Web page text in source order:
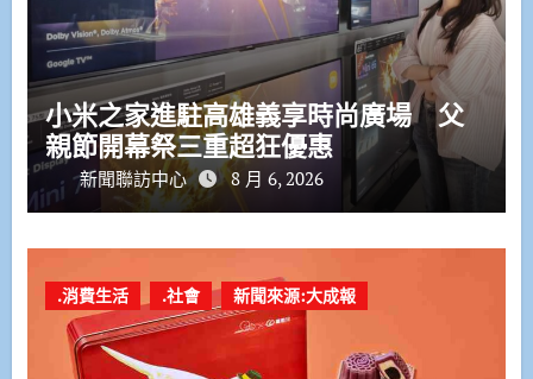
小米之家進駐高雄義享時尚廣場 父
親節開幕祭三重超狂優惠
新聞聯訪中心 8 月 6, 2026
.消費生活 .社會 新聞來源:大成報